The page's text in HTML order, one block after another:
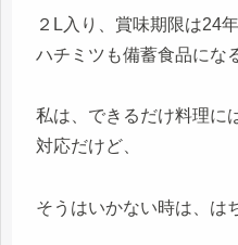
２L入り、賞味期限は24年
ハチミツも備蓄食品にな
私は、できるだけ料理に
対応だけど、
そうはいかない時は、は